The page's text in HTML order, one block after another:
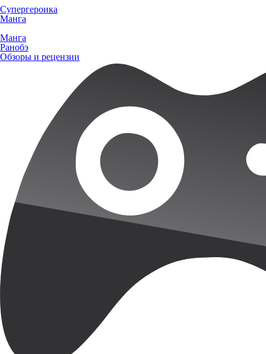
Супергероика
Манга
Манга
Ранобэ
Обзоры и рецензии